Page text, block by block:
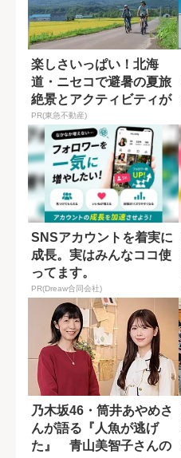
楽しさいっぱい！北海
道・ニセコで避暑の夏旅
絶景とアクティビティが
揃う「ニセコ東...
PR(東急不動産)
SNSアカウントを着実に
成長。実はみんなココ使
ってます。
PR(Dreaw合同会社)
乃木坂46・筒井あやめさ
んが語る『人魚が逃げ
た』 青山美智子さんの